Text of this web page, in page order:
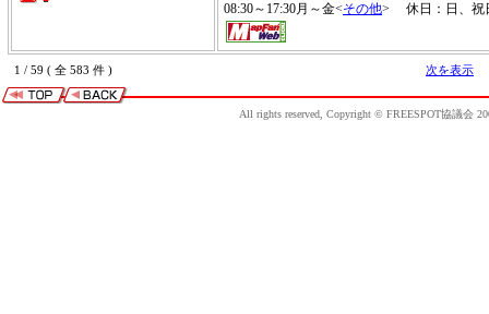
08:30～17:30月～金<その他> 休日：日、祝
1 / 59 ( 全 583 件 ) 次を表示
All rights reserved, Copyright © FREESPOT協議会